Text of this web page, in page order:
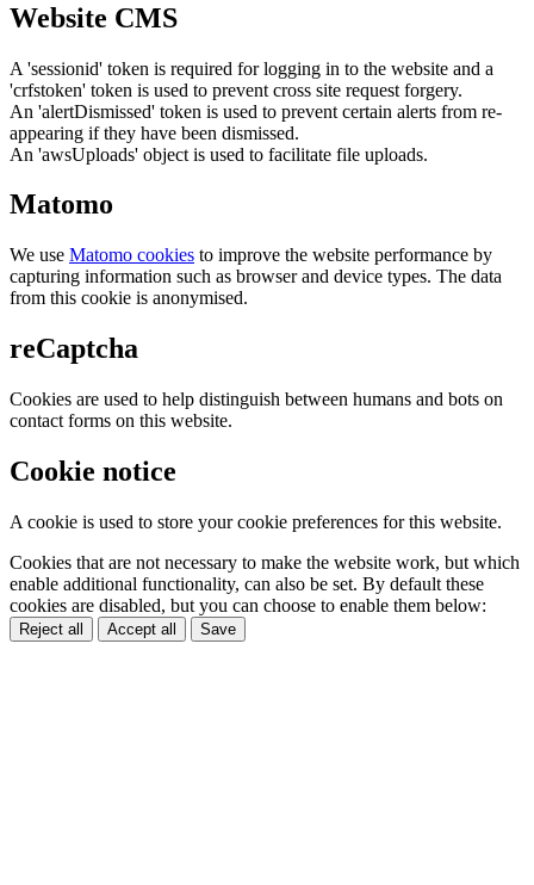
Website CMS
A 'sessionid' token is required for logging in to the website and a
'crfstoken' token is used to prevent cross site request forgery.
An 'alertDismissed' token is used to prevent certain alerts from re-
appearing if they have been dismissed.
An 'awsUploads' object is used to facilitate file uploads.
Matomo
We use Matomo cookies to improve the website performance by
capturing information such as browser and device types. The data
from this cookie is anonymised.
reCaptcha
Cookies are used to help distinguish between humans and bots on
contact forms on this website.
Cookie notice
A cookie is used to store your cookie preferences for this website.
Cookies that are not necessary to make the website work, but which
enable additional functionality, can also be set. By default these
cookies are disabled, but you can choose to enable them below:
Reject all Accept all Save